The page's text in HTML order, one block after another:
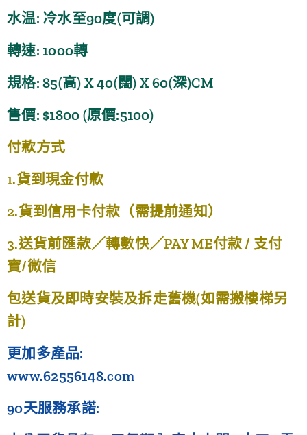
水温: 冷水至90度(可調)
轉速: 1000轉
規格: 85(高) X 40(闊) X 60(深)CM
售價: $1800 (原價:5100)
付款方式
1.貨到現金付款
2.貨到信用卡付款（需提前通知）
3.送貨前匯款／轉數快／PAY ME付款 / 支付
寶/微信
包送貨及即時安裝及拆走舊機(如需搬樓梯另
計)
更加多產品:
www.62556148.com
90天服務承諾: